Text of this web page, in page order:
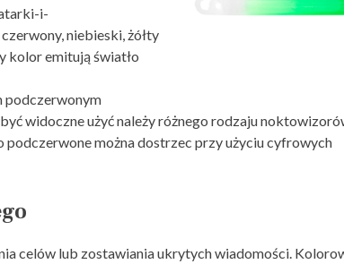
i-
niebieski, żółty
kolor emitują światło
podczerwonym
widoczne użyć należy różnego rodzaju
podczerwone można dostrzec przy użyciu cyfrowych
celów lub zostawiania ukrytych wiadomości.